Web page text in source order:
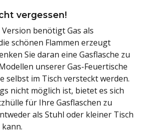
vergessen!
Version benötigt Gas als
schönen Flammen erzeugt
Sie daran eine Gasflasche zu
unserer Gas-Feuertische
selbst im Tisch versteckt werden.
nicht möglich ist, bietet es sich
für Ihre Gasflaschen zu
als Stuhl oder kleiner Tisch